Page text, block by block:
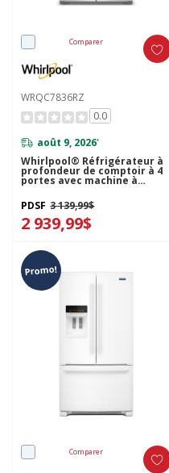
Comparer
WRQC7836RZ
0.0
août 9, 2026*
Whirlpool® Réfrigérateur à
profondeur de comptoir à 4
portes avec machine à
glaçons dans la porte de 36
po WRQC7836RZ
PDSF 3 139,99$
2 939,99$
Promo!
Comparer